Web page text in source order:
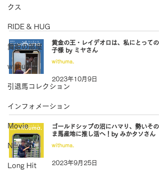
クス
RIDE & HUG
舞姫の部屋
withuma.
引退馬コレクション
インフォメーション
Movie
New
Long Hit
黄金の王・レイデオロは、私にとっての
子様 by ミヤさん
withuma.
2023年10月9日
ゴールドシップの沼にハマり、勢いその
ま馬産地に推し活へ！by みかタソさん
withuma.
2023年9月25日